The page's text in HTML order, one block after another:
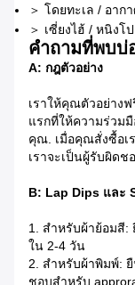
＞ โดยทะเล / อาก
＞ เซี่ยงไฮ้ / หนิงโป
คำถามที่พบบ่
A: กฎตัวอย่าง
เราให้คุณตัวอย่าง
แรกที่ให้ความร่วม
คุณ. เมื่อคุณสั่งซื้อ
เราจะเป็นผู้รับผิดช
B: Lap Dips และ
1. สำหรับผ้าย้อมสี:
ใน 2-4 วัน
2. สำหรับผ้าพิมพ์:
ชอบสำหรับ